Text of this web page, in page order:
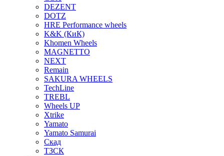
DEZENT
DOTZ
HRE Performance wheels
K&K (КиК)
Khomen Wheels
MAGNETTO
NEXT
Remain
SAKURA WHEELS
TechLine
TREBL
Wheels UP
Xtrike
Yamato
Yamato Samurai
Скад
ТЗСК